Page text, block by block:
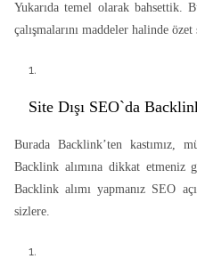
Yukarıda temel olarak bahsettik.
çalışmalarını maddeler halinde
Site Dışı SEO`da
Burada Backlink’ten kastımız,
Backlink alımına dikkat etmeniz
Backlink alımı yapmanız SEO
sizlere.